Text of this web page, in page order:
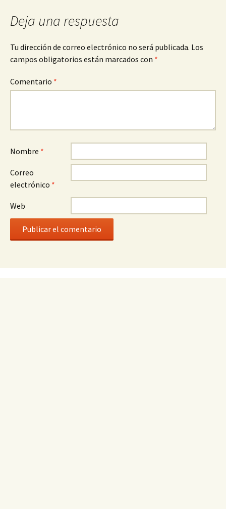
entradas
Deja una respuesta
Tu dirección de correo electrónico no será publicada. Los
campos obligatorios están marcados con *
Comentario *
Nombre *
Correo
electrónico *
Web